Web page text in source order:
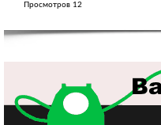
Просмотров 12